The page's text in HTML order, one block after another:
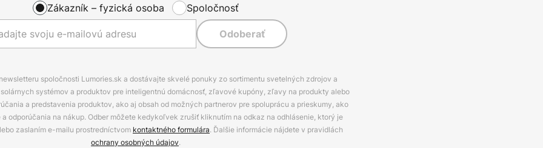
Zákazník – fyzická osoba Spoločnosť
Odoberať
spoločnosti Lumories.sk a dostávajte skvelé ponuky zo sortimentu svetelných zdrojov a
systémov a produktov pre inteligentnú domácnosť, zľavové kupóny, zľavy na produkty alebo
a predstavenia produktov, ako aj obsah od možných partnerov pre spoluprácu a prieskumy, ako
odporúčania na nákup. Odber môžete kedykoľvek zrušiť kliknutím na odkaz na odhlásenie, ktorý je
zaslaním e-mailu prostredníctvom kontaktného formulára. Ďalšie informácie nájdete v pravidlách
ochrany osobných údajov.